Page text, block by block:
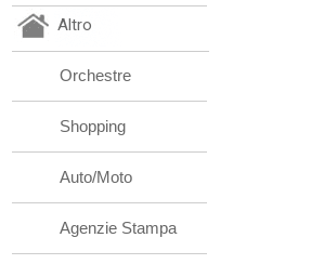
Altro
Orchestre
Shopping
Auto/Moto
Agenzie Stampa